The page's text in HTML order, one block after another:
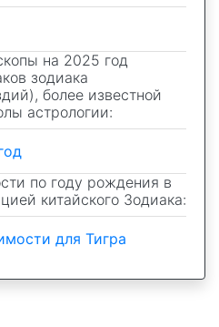
на 2025 год
зодиака
более известной
астрологии:
по году рождения в
китайского Зодиака:
для Тигра